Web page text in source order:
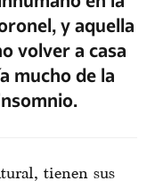
y aquella
volver a casa
mucho de la
tienen sus